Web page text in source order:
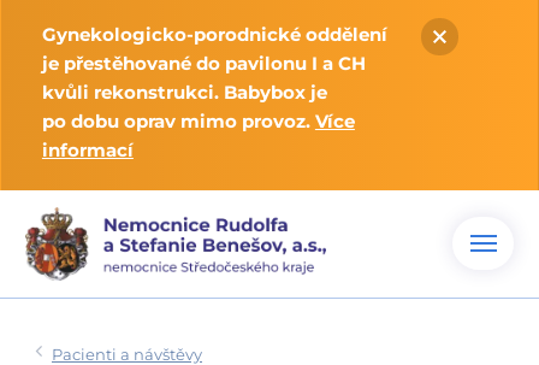
Gynekologicko-porodnické oddělení
je přestěhované do pavilonu I a CH
kvůli rekonstrukci. Babybox je
po dobu oprav mimo provoz. Více
informací
Pacienti a návštěvy